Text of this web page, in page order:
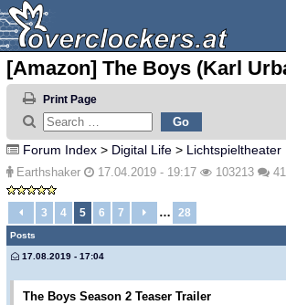
[Amazon] The Boys (Karl
Print Page
Forum Index > Digital Life > Lichtspieltheater
Earthshaker 17.04.2019 - 19:17 103213
3 4 5 6 7 … 28
Posts
17.08.2019 - 17:04
The Boys Season 2 Teaser Trailer